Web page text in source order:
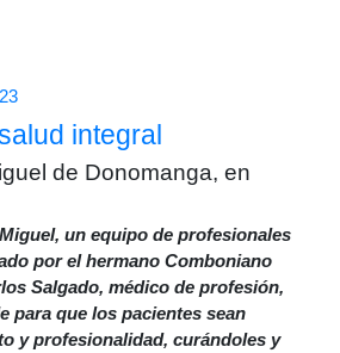
integral
de Donomanga, en
un equipo de profesionales
por el hermano Comboniano
Salgado, médico de profesión,
para que los pacientes sean
y profesionalidad, curándoles y